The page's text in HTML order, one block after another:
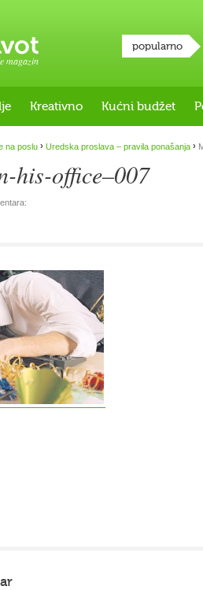
magazin
popularno
Kreativno Kućni budžet
na poslu › Uredska proslava – pravila ponašanja ›
his-office–007